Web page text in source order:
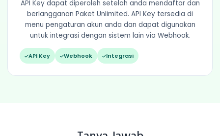
API Key dapat diperoleh setelah anda mendaftar dan
berlangganan Paket Unlimited. API Key tersedia di
menu pengaturan akun anda dan dapat digunakan
untuk integrasi dengan sistem lain via Webhook.
API Key Webhook Integrasi